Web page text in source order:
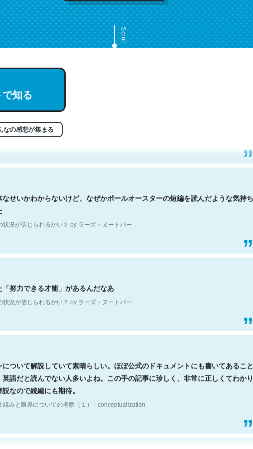
Scroll
で知る
なの感想が集まる
文。彼はとてもクレバーなんだろうなと凄く思う。英語少しでも読める人は原文
。自分はこの流れ好き。Let’s Fucking Go. Then Covid hit. Shit.
況が信じられるかい？ by ラーズ・ヌートバー
なせいかわからないけど、なぜかポールオースターの短編を読んだような気持ち
状況が信じられるかい？ by ラーズ・ヌートバー
「努力できる才能」があるんだなあ
況が信じられるかい？ by ラーズ・ヌートバー
について解説していて素晴らしい。ほぼ公式のドキュメントにも書いてあること
英語だと読んでない人多いよね。この手の記事に珍しく、非常に正しくてわかり
説なので続編にも期待。
組みと限界についての考察（１） - conceptualization